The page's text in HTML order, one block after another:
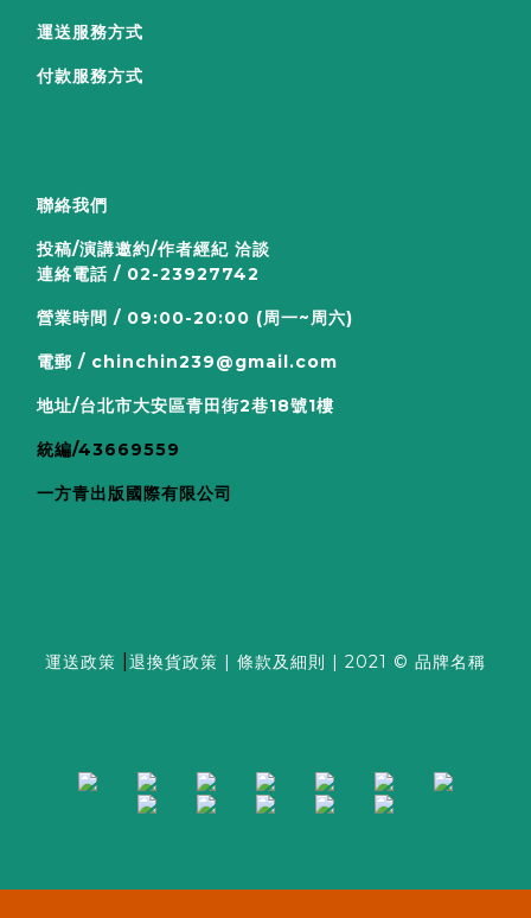
運送服務方式
付款服務方式
聯絡我們
投稿/演講邀約/作者經紀 洽談
連絡電話 / 02-23927742
營業時間 / 09:00-20:00 (周一~周六)
電郵 / chinchin239@gmail.com
地址/台北市大安區青田街2巷18號1樓
統編/43669559
一方青出版國際有限公司
運送政策 退換貨政策 | 條款及細則 | 2021 © 品牌名稱